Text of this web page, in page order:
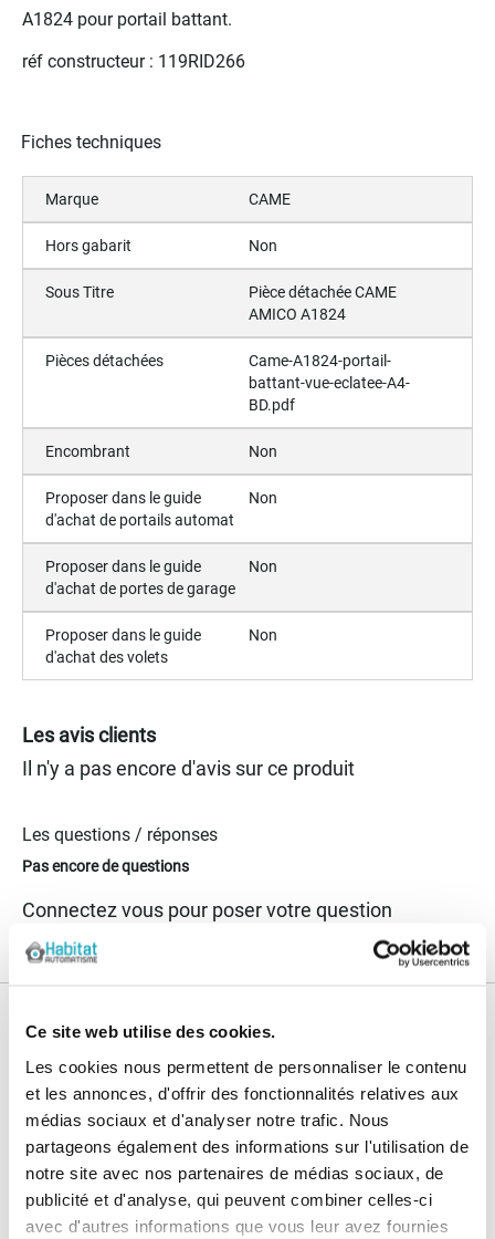
Ce site web utilise des cookies.
Les cookies nous permettent de personnaliser le contenu
et les annonces, d'offrir des fonctionnalités relatives aux
médias sociaux et d'analyser notre trafic. Nous
partageons également des informations sur l'utilisation de
notre site avec nos partenaires de médias sociaux, de
publicité et d'analyse, qui peuvent combiner celles-ci
avec d'autres informations que vous leur avez fournies
A1824 pour portail battant.
réf constructeur : 119RID266
Fiches techniques
Marque CAME
Hors gabarit Non
Sous Titre
Pièce détachée CAME
AMICO A1824
Pièces détachées
Came-A1824-portail-
battant-vue-eclatee-A4-
BD.pdf
Encombrant Non
Proposer dans le guide
d'achat de portails automat
Non
Proposer dans le guide
d'achat de portes de garage
Non
Proposer dans le guide
d'achat des volets
Non
Les avis clients
Il n'y a pas encore d'avis sur ce produit
Les questions / réponses
Pas encore de questions
Connectez vous pour poser votre question
Nos services
Paiement
100% sécurisé
Paiement en
3x sans frais
Livraison
24/72H